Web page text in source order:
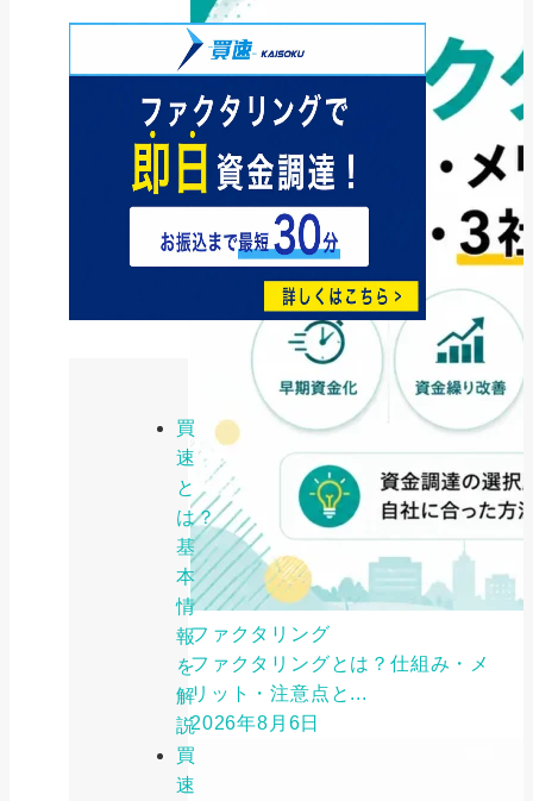
買
速
と
は？
基
本
情
報
を
解
説
買
速
ファクタリング
ファクタリングとは？仕組み・メ
リット・注意点と...
2026年8月6日